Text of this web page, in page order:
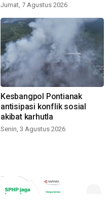
Jumat, 7 Agustus 2026
Kesbangpol Pontianak
antisipasi konflik sosial
akibat karhutla
Senin, 3 Agustus 2026